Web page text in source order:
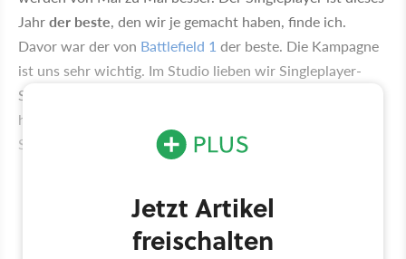
Jahrder beste, den wir je gemacht haben, finde ich.
Davor war der von Battlefield 1 der beste. Die Kampagne
ist uns sehr wichtig. Im Studio lieben wir Singleplayer-
Spiele, wir bauen sie leidenschaftlich gerne. Singleplayer
hat einen wichtigen Platz in der Battlefield-Serie.
Singleplayer erhöht den Wert des gesamten Spiels.
Jetzt Artikel
freischalten